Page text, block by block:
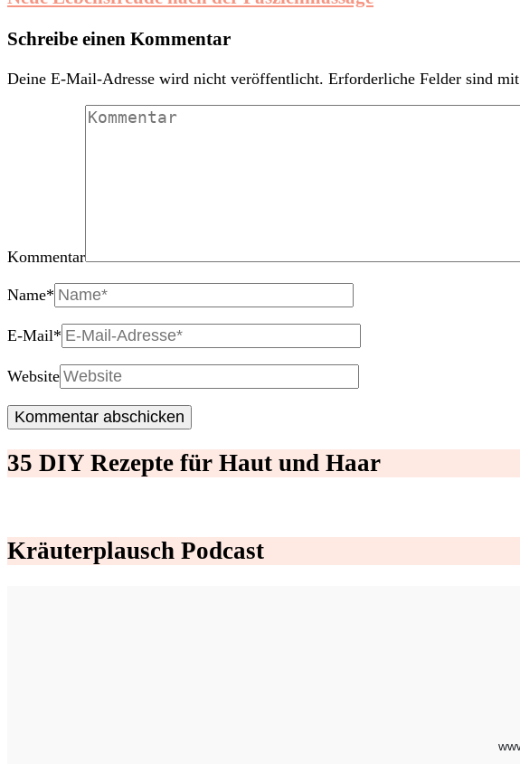
Schreibe einen Kommentar
Deine E-Mail-Adresse wird nicht veröffentlicht. Erforderliche Felder sind mit
Kommentar
Name*
E-Mail*
Website
35 DIY Rezepte für Haut und Haar
Kräuterplausch Podcast